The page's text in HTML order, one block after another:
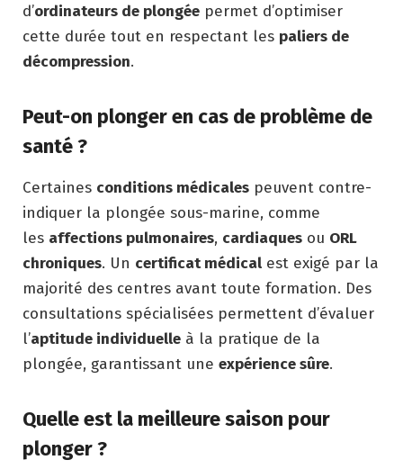
d’ordinateurs de plongée permet d’optimiser
cette durée tout en respectant les paliers de
décompression.
Peut-on plonger en cas de problème de
santé ?
Certaines conditions médicales peuvent contre-
indiquer la plongée sous-marine, comme
les affections pulmonaires, cardiaques ou ORL
chroniques. Un certificat médical est exigé par la
majorité des centres avant toute formation. Des
consultations spécialisées permettent d’évaluer
l’aptitude individuelle à la pratique de la
plongée, garantissant une expérience sûre.
Quelle est la meilleure saison pour
plonger ?